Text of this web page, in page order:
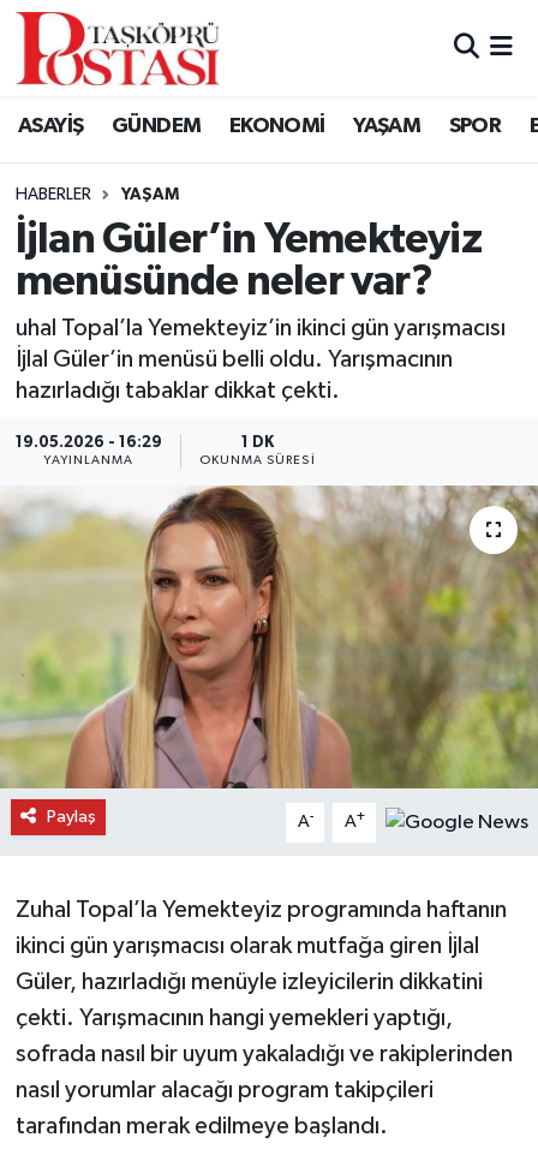
ASAYİŞ GÜNDEM EKONOMİ YAŞAM SPOR
HABERLER YAŞAM
İjlan Güler’in Yemekteyiz
menüsünde neler var?
uhal Topal’la Yemekteyiz’in ikinci gün yarışmacısı
İjlal Güler’in menüsü belli oldu. Yarışmacının
hazırladığı tabaklar dikkat çekti.
19.05.2026 - 16:29
YAYINLANMA
1 DK
OKUNMA SÜRESI
Paylaş A- A+
Zuhal Topal’la Yemekteyiz programında haftanın
ikinci gün yarışmacısı olarak mutfağa giren İjlal
Güler, hazırladığı menüyle izleyicilerin dikkatini
çekti. Yarışmacının hangi yemekleri yaptığı,
sofrada nasıl bir uyum yakaladığı ve rakiplerinden
nasıl yorumlar alacağı program takipçileri
tarafından merak edilmeye başlandı.
Kastamonu Vefat Edenler
Araç Haberleri
Azdavay Haberleri
Bozkurt Haberleri
Çatalzeytin Haberleri
Cide Haberleri
Daday Haberleri
Devrekani Haberleri
Doğanyurt Haberleri
Hanönü Haberleri
İhsangazi Haberleri
Küre Haberleri
Merkez Haberleri
Pınarbaşı Haberleri
Şenpazar Haberleri